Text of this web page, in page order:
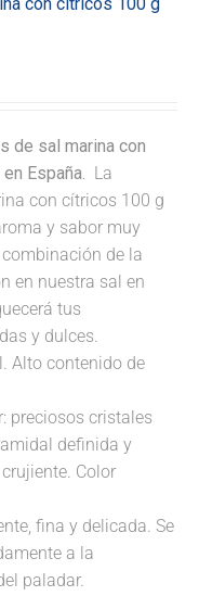
de sal marina con
España. La
con cítricos 100 g
y sabor muy
de la
en nuestra sal en
tus
y dulces.
Alto contenido de
preciosos cristales
definida y
Color
fina y delicada. Se
a la
paladar.